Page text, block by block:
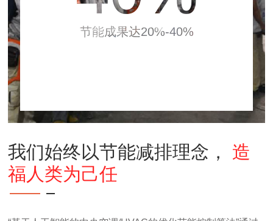
节能成果达20%-40%
我们始终以节能减排理念，
造
福人类为己任